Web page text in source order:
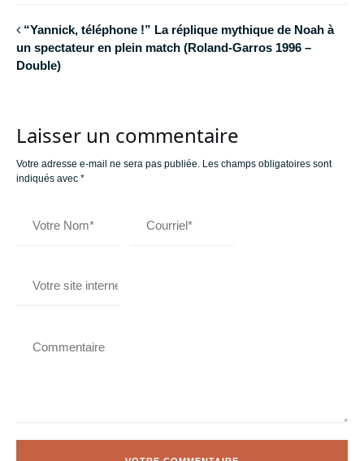
“Yannick, téléphone !” La réplique mythique de Noah à
un spectateur en plein match (Roland-Garros 1996 –
Double)
Laisser un commentaire
Votre adresse e-mail ne sera pas publiée. Les champs obligatoires sont
indiqués avec *